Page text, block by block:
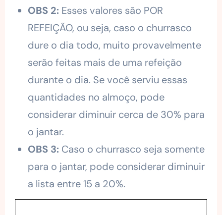
OBS 2: Esses valores são POR
REFEIÇÃO, ou seja, caso o churrasco
dure o dia todo, muito provavelmente
serão feitas mais de uma refeição
durante o dia. Se você serviu essas
quantidades no almoço, pode
considerar diminuir cerca de 30% para
o jantar.
OBS 3: Caso o churrasco seja somente
para o jantar, pode considerar diminuir
a lista entre 15 a 20%.